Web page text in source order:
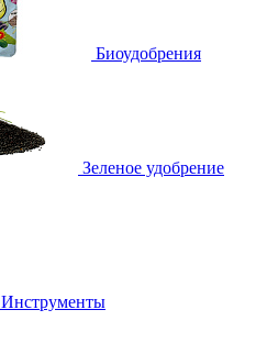
Биоудобрения
Зеленое удобрение
Инструменты